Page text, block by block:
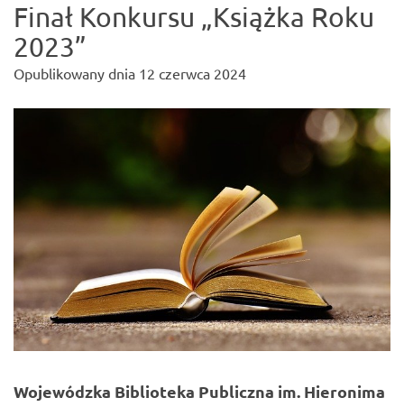
Finał Konkursu „Książka Roku
2023”
Opublikowany dnia 12 czerwca 2024
Wojewódzka Biblioteka Publiczna im. Hieronima